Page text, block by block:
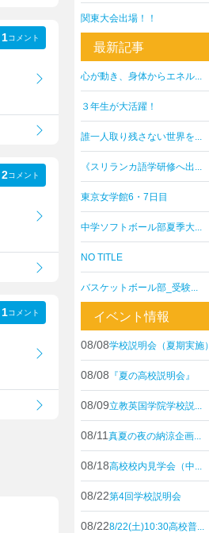
1コメント
2コメント
1コメント
関東大会出場！！
最新記事
心が動き、身体からエネル...
３年生が大活躍！
誰一人取り残さない世界を...
《スリランカ語学研修へ出...
東京女学館6・7日目
中学ソフトボール部夏季大...
NO TITLE
バスケットボール部_受験...
イベント情報
08/08学校説明会（夏期実施）
08/08 『夏の高校説明会』
08/09立教英国学院学校説...
08/11 真夏の夜の納涼企画...
08/18高校校内見学会（中...
08/22第4回学校説明会
08/228/22(土)10:30高校普...